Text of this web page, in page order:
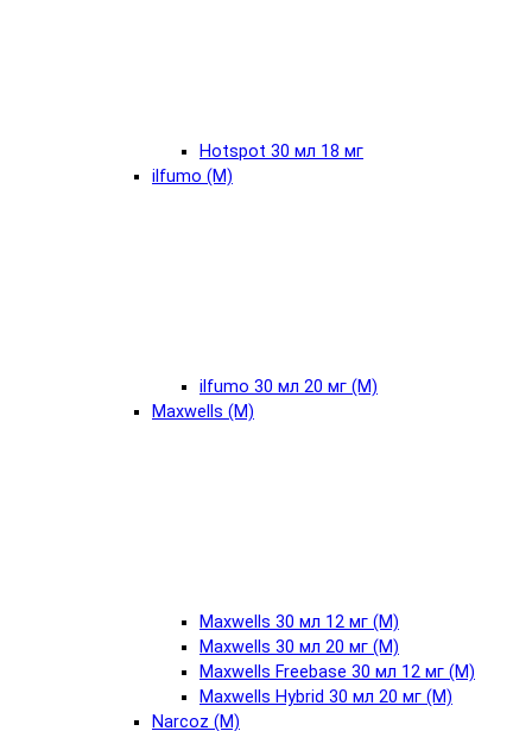
Hotspot 30 мл 18 мг
ilfumo (М)
ilfumo 30 мл 20 мг (М)
Maxwells (М)
Maxwells 30 мл 12 мг (М)
Maxwells 30 мл 20 мг (М)
Maxwells Freebase 30 мл 12 мг (М)
Maxwells Hybrid 30 мл 20 мг (М)
Narcoz (М)